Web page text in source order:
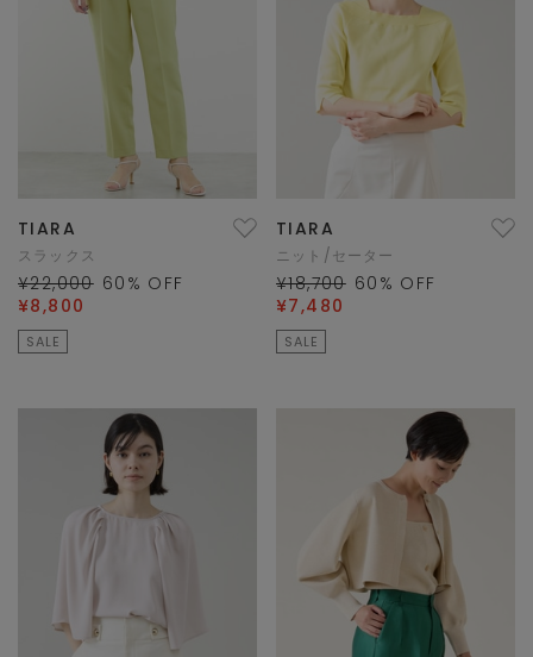
TIARA
スラックス
¥22,000 60 % OFF
¥8,800
SALE
TIARA
ニット/セーター
¥18,700 60 % OFF
¥7,480
SALE